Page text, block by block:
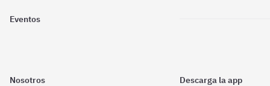
Eventos
Nosotros Descarga la app